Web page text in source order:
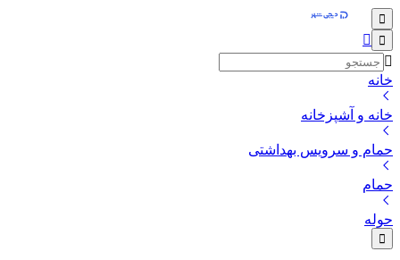
خانه
خانه و آشپزخانه
حمام و سرویس بهداشتی
حمام
حوله